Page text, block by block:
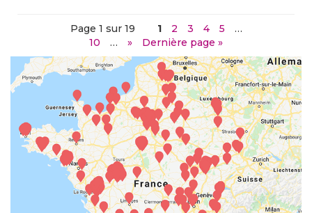
Page 1 sur 19 1 2 3 4 5
…
10
… » Dernière page »